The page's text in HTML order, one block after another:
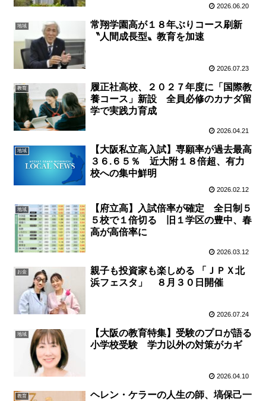
2026.06.20
地域
常翔学園高が１８年ぶりコース刷新
〝人間成長型〟教育を加速
2026.07.23
教育
履正社高校、２０２７年度に「国際教
養コース」新設 全員必修のカナダ留
学で実践力育成
2026.04.21
地域
【大阪私立高入試】専願率が過去最高
３６.６５％ 近大附１８倍超、有力
校への集中鮮明
2026.02.12
地域
【府立高】入試倍率が確定 全日制５
５校で１倍切る 旧１学区の豊中、春
高が高倍率に
2026.03.12
お金
親子も投資家も楽しめる 「ＪＰＸ北
浜フェスタ」 ８月３０日開催
2026.07.24
地域
【大阪の教育特集】受験のプロが語る
小学校受験 学力以外の対策がカギ
2026.04.10
教育
ヘレン・ケラーの人生の師、塙保己一